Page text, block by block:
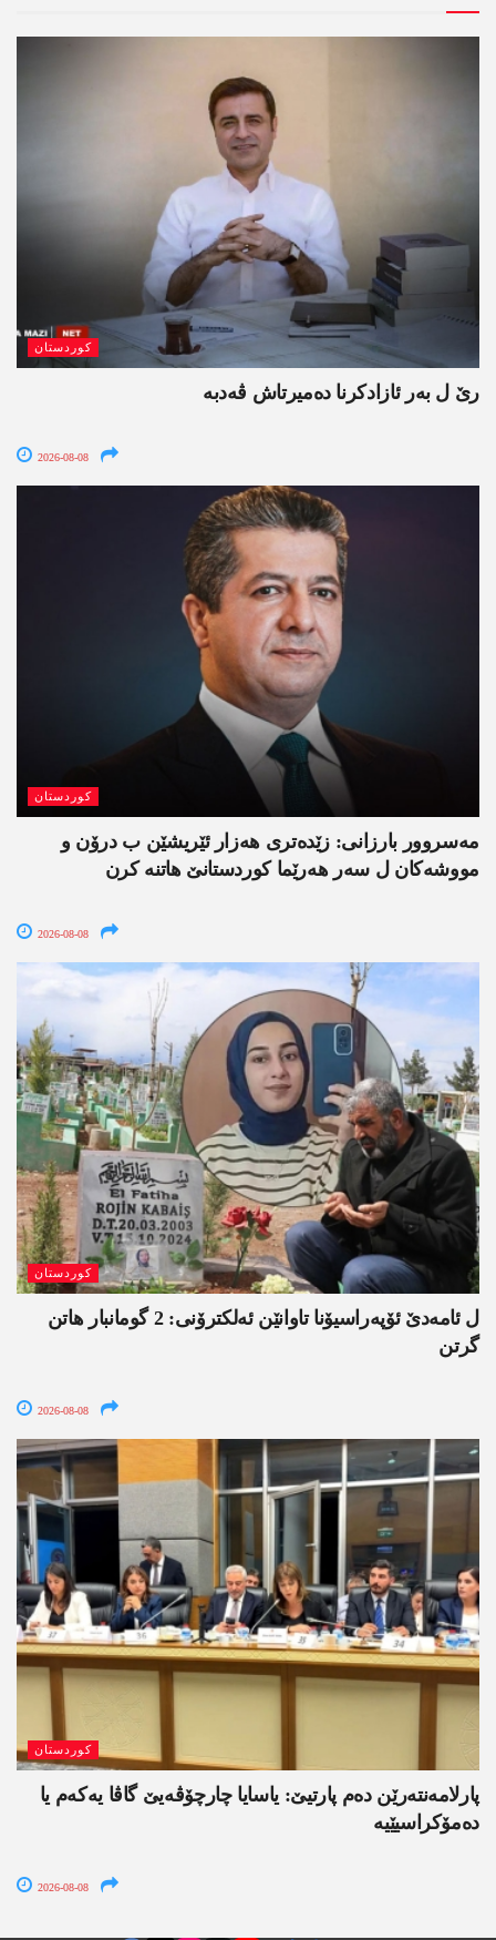
کوردستان
رێ ل بەر ئازادکرنا دەمیرتاش ڤەدبە
2026-08-08
کوردستان
مەسروور بارزانی: زێدەتری ھەزار ئێریشێن ب درۆن و
مووشەکان ل سەر ھەرێما کوردستانێ ھاتنە کرن
2026-08-08
کوردستان
ل ئامەدێ ئۆپەراسیۆنا تاوانێن ئەلکترۆنی: 2 گومانبار ھاتن
گرتن
2026-08-08
کوردستان
پارلامەنتەرێن دەم پارتیێ: یاسایا چارچۆڤەیێ گاڤا یەکەم یا
دەمۆکراسیێیە
2026-08-08